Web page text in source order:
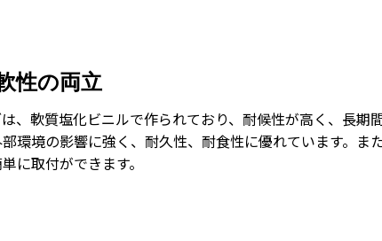
性の両立
、軟質塩化ビニルで作られており、耐候性が高く、長期
環境の影響に強く、耐久性、耐食性に優れています。ま
に取付ができます。